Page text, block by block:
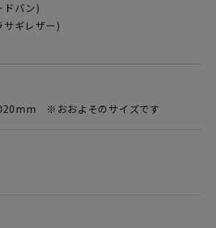
ドバン)
サギレザー)
※おおよそのサイズです